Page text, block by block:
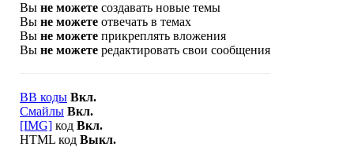
Вы не можете создавать новые темы
Вы не можете отвечать в темах
Вы не можете прикреплять вложения
Вы не можете редактировать свои сообщения
BB коды Вкл.
Смайлы Вкл.
[IMG] код Вкл.
HTML код Выкл.